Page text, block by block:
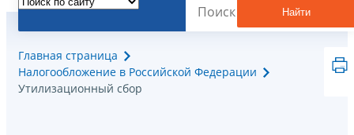
Найти
Главная страница
Налогообложение в Российской Федерации
Утилизационный сбор